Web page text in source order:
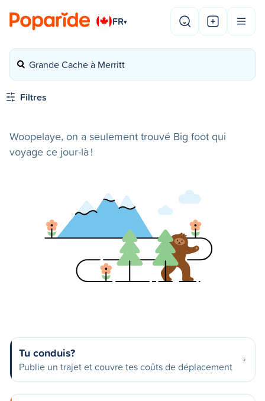
FR▾
Grande Cache à Merritt
Filtres
Woopelaye, on a seulement trouvé Big foot qui
voyage ce jour-là !
Tu conduis?
Publie un trajet et couvre tes coûts de déplacement